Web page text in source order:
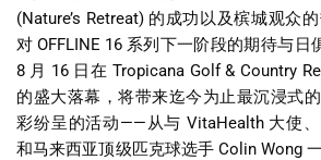
(Nature’s Retreat) 的成功以及槟城观众
对 OFFLINE 16 系列下一阶段的期待与日
8 月 16 日在 Tropicana Golf & Country
的盛大落幕，将带来迄今为止最沉浸式
彩纷呈的活动——从与 VitaHealth 大使
和马来西亚顶级匹克球选手 Colin Wong